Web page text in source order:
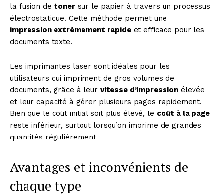
la fusion de toner sur le papier à travers un processus
électrostatique. Cette méthode permet une
impression extrêmement rapide et efficace pour les
documents texte.
Les imprimantes laser sont idéales pour les
utilisateurs qui impriment de gros volumes de
documents, grâce à leur vitesse d’impression élevée
et leur capacité à gérer plusieurs pages rapidement.
Bien que le coût initial soit plus élevé, le coût à la page
reste inférieur, surtout lorsqu’on imprime de grandes
quantités régulièrement.
Avantages et inconvénients de
chaque type